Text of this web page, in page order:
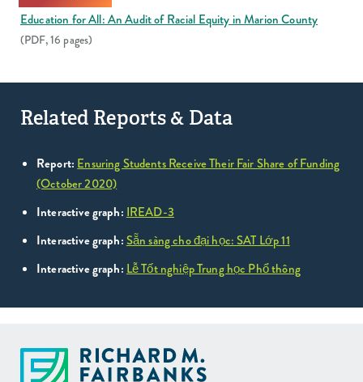
Education for All: An Audit of Racial Equity in Marion County
(PDF, 16 pages)
Related Reports & Data
Report: Ensuring Students Receive Their Fair Share of Funding
(October 2020)
Interactive graph: IREAD-3
Interactive graph:Sẵn sàng cho đại học: SAT Lớp 11
Interactive graph: Lễ Tốt nghiệp Trung học Phổ thông